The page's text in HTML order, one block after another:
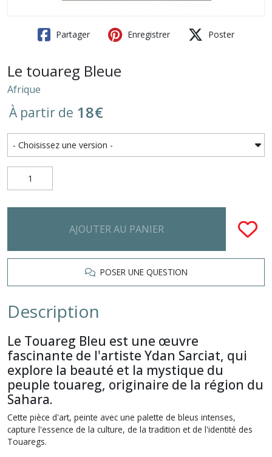
Partager Enregistrer Poster
Le touareg Bleue
Afrique
À partir de 18€
AJOUTER AU PANIER
POSER UNE QUESTION
Description
Le Touareg Bleu est une œuvre
fascinante de l'artiste Ydan Sarciat, qui
explore la beauté et la mystique du
peuple touareg, originaire de la région du
Sahara.
Cette pièce d'art, peinte avec une palette de bleus intenses,
capture l'essence de la culture, de la tradition et de l'identité des
Touaregs.